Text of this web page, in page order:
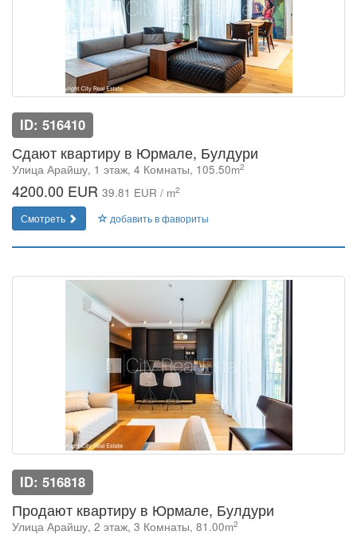
ID: 516410
Сдают квартиру в Юрмале, Булдури
Улица Арайшу, 1 этаж, 4 Комнаты, 105.50m2
4200.00 EUR 39.81 EUR / m2
Смотреть добавить в фавориты
ID: 516818
Продают квартиру в Юрмале, Булдури
Улица Арайшу, 2 этаж, 3 Комнаты, 81.00m2